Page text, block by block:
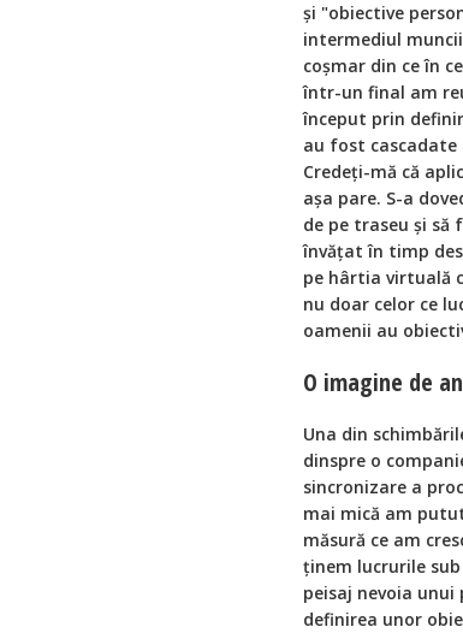
și "obiective
intermediul
coșmar din ce în
într-un final am
început prin
au fost cascadate
Credeți-mă că
așa pare. S-a
de pe traseu și să
învățat în timp
pe hârtia virtuală
nu doar celor ce
oamenii au
O imagine de
Una din
dinspre o
sincronizare a
mai mică am
măsură ce am
ținem lucrurile
peisaj nevoia
definirea unor